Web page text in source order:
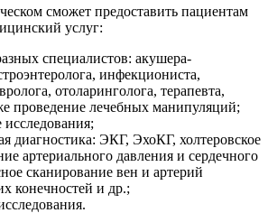
сможет предоставить пациентам
услуг:
специалистов: акушера-
инфекциониста,
отоларинголога, терапевта,
проведение лечебных манипуляций;
исследования;
диагностика: ЭКГ, ЭхоКГ, холтеровское
артериального давления и сердечного
сканирование вен и артерий
конечностей и др.;